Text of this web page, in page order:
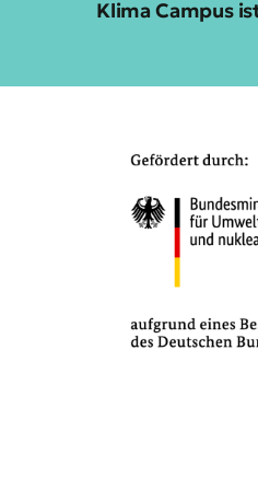
Klima Campus